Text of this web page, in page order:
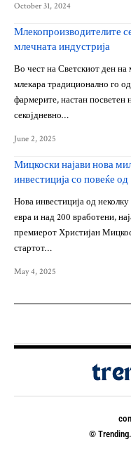
October 31, 2024
Млекопроизводителите
млечната индустрија
Во чест на Светскиот ден на
млекара традиционално го
фармерите, настан посветен
секојдневно…
June 2, 2025
Мицкоски најави нова
инвестиција со повеќе
Нова инвестиција од
евра и над 200 вработени,
премиерот Христијан
стартот…
May 4, 2025
©